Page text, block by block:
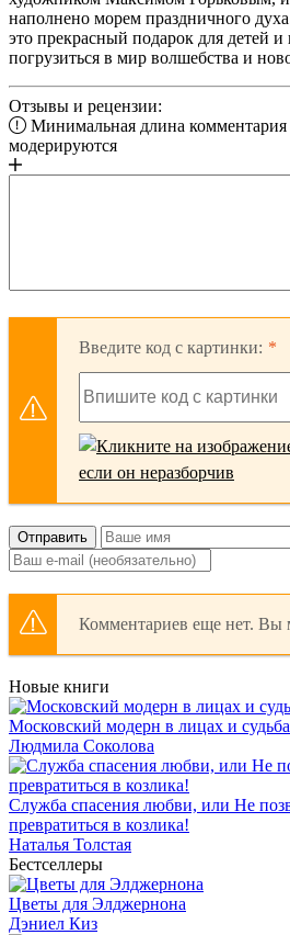
наполнено морем праздничного
это прекрасный подарок для детей
погрузиться в мир волшебства и
Отзывы и рецензии:
Минимальная длина комментария
модерируются
Введите код с картинки:
Отправить
Комментариев еще нет. Вы
Новые книги
Московский модерн в лицах и
Людмила Соколова
Служба спасения любви, или Не
превратиться в козлика!
Наталья Толстая
Бестселлеры
Цветы для Элджернона
Дэниел Киз